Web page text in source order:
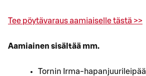
Tee pöytävaraus aamiaiselle tästä >>
Aamiainen sisältää mm.
Tornin Irma-hapanjuurileipää